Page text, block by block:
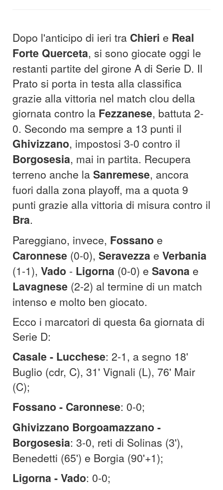
Dopo l'anticipo di ieri tra Chieri e Real
Forte Querceta, si sono giocate oggi le
restanti partite del girone A di Serie D. Il
Prato si porta in testa alla classifica
grazie alla vittoria nel match clou della
giornata contro la Fezzanese, battuta 2-
0. Secondo ma sempre a 13 punti il
Ghivizzano, impostosi 3-0 contro il
Borgosesia, mai in partita. Recupera
terreno anche la Sanremese, ancora
fuori dalla zona playoff, ma a quota 9
punti grazie alla vittoria di misura contro il
Bra.
Pareggiano, invece, Fossano e
Caronnese (0-0), Seravezza e Verbania
(1-1), Vado - Ligorna (0-0) e Savona e
Lavagnese (2-2) al termine di un match
intenso e molto ben giocato.
Ecco i marcatori di questa 6a giornata di
Serie D:
Casale - Lucchese: 2-1, a segno 18'
Buglio (cdr, C), 31' Vignali (L), 76' Mair
(C);
Fossano - Caronnese: 0-0;
Ghivizzano Borgoamazzano -
Borgosesia: 3-0, reti di Solinas (3'),
Benedetti (65') e Borgia (90'+1);
Ligorna - Vado: 0-0;